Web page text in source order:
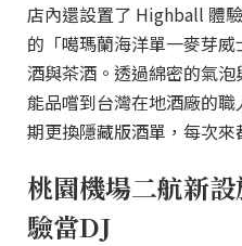
店內還設置了 Highball 體
的「噶瑪蘭海洋單一麥芽
酒與茶酒。透過綿密的氣
能品嚐到台灣在地酒廠的
期更換隱藏版酒單，每次來
桃園機場二航新
驗當DJ